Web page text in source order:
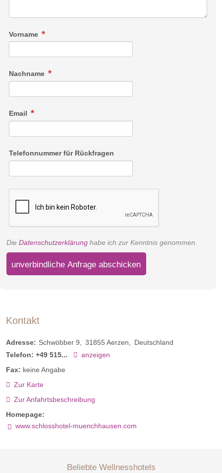
Vorname
Nachname
Email
Telefonnummer für Rückfragen
Die Datenschutzerklärung habe ich zur Kenntnis genommen.
unverbindliche Anfrage abschicken
Kontakt
Adresse: Schwöbber 9 31855 Aerzen
Deutschland
Telefon: +49 515...
anzeigen
Fax: keine Angabe
Zur Karte
Zur Anfahrtsbeschreibung
Homepage:
www.schlosshotel-muenchhausen.com
Beliebte Wellnesshotels